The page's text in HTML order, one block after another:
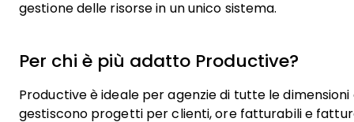
gestione delle risorse in un unico sistema.
Per chi è più adatto Productive?
Productive è ideale per agenzie di tutte le dimensioni
gestiscono progetti per clienti, ore fatturabili e